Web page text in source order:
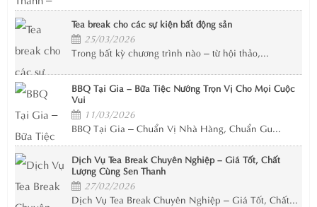
Tea break cho các sự kiện bất động sản
25/03/2026
Trong bất kỳ chương trình nào – từ hội thảo,...
BBQ Tại Gia – Bữa Tiệc Nướng Trọn Vị Cho Mọi Cuộc
Vui
11/03/2026
BBQ Tại Gia – Chuẩn Vị Nhà Hàng, Chuẩn Gu...
Dịch Vụ Tea Break Chuyên Nghiệp – Giá Tốt, Chất
Lượng Cùng Sen Thanh
27/02/2026
Dịch Vụ Tea Break Chuyên Nghiệp – Giá Tốt, Chất...